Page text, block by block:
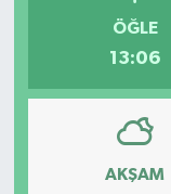
ÖĞLE
13:06
AKŞAM